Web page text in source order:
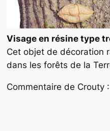
Visage en résine type
Cet objet de décoration
dans les forêts de la
Commentaire de Crouty